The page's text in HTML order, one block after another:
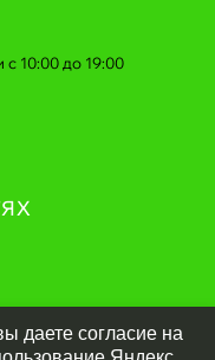
10:00 до 19:00
даете согласие на